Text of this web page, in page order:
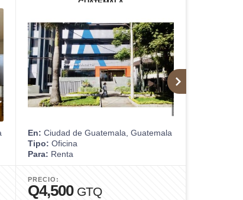
GUATEMALA
En: Ciudad de Guatemala, Guatemala
Tipo: Oficina
Para: Renta
PRECIO:
Q4,500 GTQ